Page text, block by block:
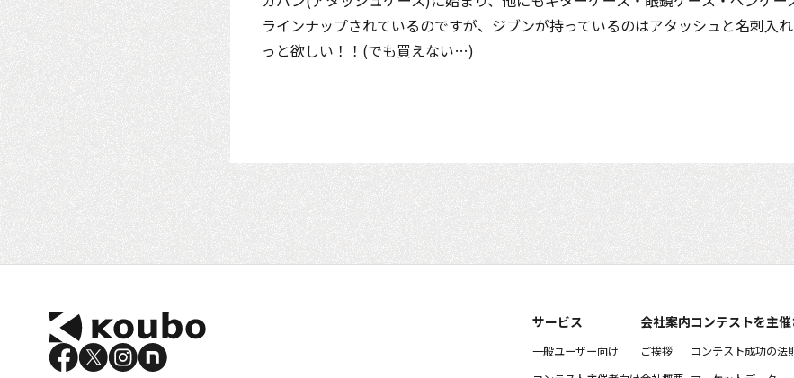
ラインナップされているのですが、ジブンが持っているのはアタッシュと名刺入
っと欲しい！！(でも買えない…)
サービス
一般ユーザー向け
会社案内
ご挨拶
コンテストを主
コンテスト成功の法